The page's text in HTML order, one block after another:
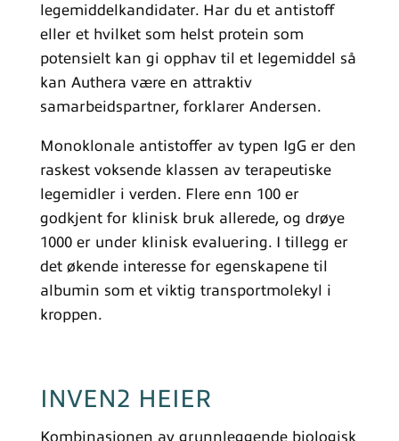
legemiddelkandidater. Har du et antistoff
eller et hvilket som helst protein som
potensielt kan gi opphav til et legemiddel så
kan Authera være en attraktiv
samarbeidspartner, forklarer Andersen.
Monoklonale antistoffer av typen IgG er den
raskest voksende klassen av terapeutiske
legemidler i verden. Flere enn 100 er
godkjent for klinisk bruk allerede, og drøye
1000 er under klinisk evaluering. I tillegg er
det økende interesse for egenskapene til
albumin som et viktig transportmolekyl i
kroppen.
INVEN2 HEIER
Kombinasjonen av grunnleggende biologisk